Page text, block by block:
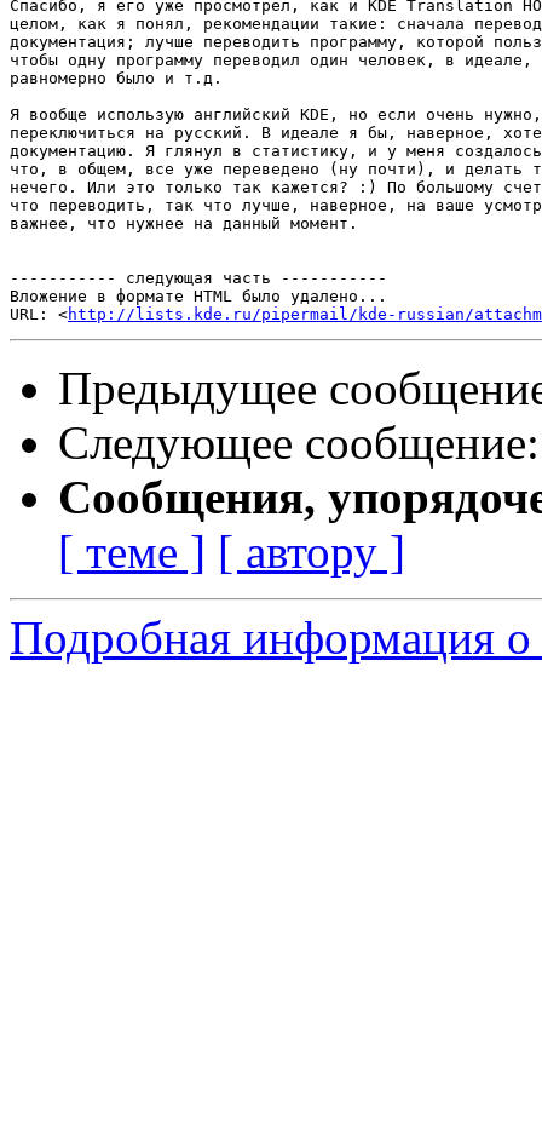
Спасибо, я его уже просмотрел, как и KDE Translation
целом, как я понял, рекомендации такие: сначала
документация; лучше переводить программу, которой
чтобы одну программу переводил один человек, в
равномерно было и т.д.
Я вообще использую английский KDE, но если очень
переключиться на русский. В идеале я бы, наверное,
документацию. Я глянул в статистику, и у меня
что, в общем, все уже переведено (ну почти), и делать
нечего. Или это только так кажется? :) По большому
что переводить, так что лучше, наверное, на ваше
важнее, что нужнее на данный момент.
----------- следующая часть -----------
Вложение в формате HTML было удалено...
URL: <http://lists.kde.ru/pipermail/kde-russian/
Предыдущее
Следующее
Сообщения,
[ теме ] [ автору ]
Подробная информация о